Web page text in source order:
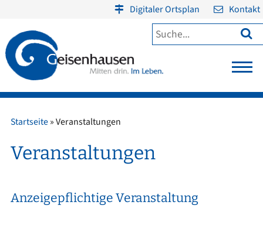
Digitaler Ortsplan Kontakt

Startseite»Veranstaltungen
Veranstaltungen
Anzeigepflichtige Veranstaltung